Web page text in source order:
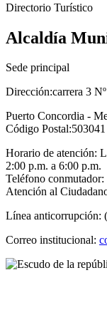
Directorio Turístico
Alcaldía
Sede principal
Dirección:carrera 3
Puerto Concordia -
Código Postal:503041
Horario de atención:
2:00 p.m. a 6:00 p.m.
Teléfono
Atención al
Línea anticorrupción:
Correo institucional: